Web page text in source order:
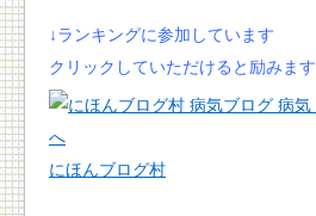
↓ランキングに参加しています
クリックしていただけると励みます
にほんブログ村